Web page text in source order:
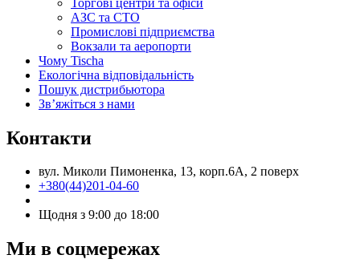
АЗС та СТО
Промислові підприємства
Вокзали та аеропорти
Чому Tischa
Екологічна відповідальність
Пошук дистрибьютора
Зв’яжіться з нами
Контакти
вул. Миколи Пимоненка, 13, корп.6А, 2 поверх
+380(44)201-04-60
Щодня з 9:00 до 18:00
Ми в соцмережах